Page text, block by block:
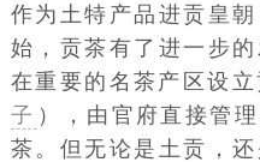
作为土特产品进贡皇朝
始，贡茶有了进一步
在重要的名茶产区设立
子 ） ，由官府直接管理
茶。但无论是土贡，